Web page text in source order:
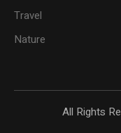
Travel
Nature
All Rights